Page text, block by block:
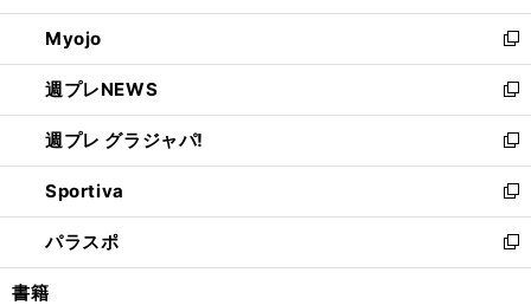
開
く
ウ
で
開
く
ン
ド
ウ
で
開
く
ウ
ィ
ン
ド
ウ
で
開
く
Myojo
新
し
い
ウ
ィ
ン
ド
ウ
で
開
週プレNEWS
新
し
い
ウ
ィ
ン
ド
ウ
週プレ グラジャパ!
新
し
い
ウ
ィ
ン
Sportiva
新
し
い
ウ
パラスポ
新
し
書籍